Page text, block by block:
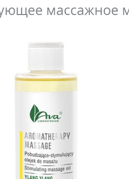
массажное